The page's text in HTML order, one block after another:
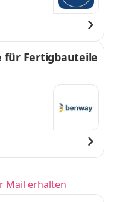
für Fertigbauteile
Mail erhalten